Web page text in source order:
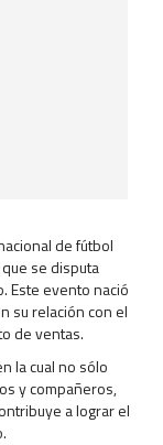
de fútbol
se disputa
Este evento nació
su relación con el
de ventas.
la cual no sólo
y compañeros,
a lograr el